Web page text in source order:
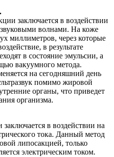
заключается в воздействии
волнами. На коже
миллиметров, через которые
в результате
в состояние эмульсии, а
вакуумного метода.
на сегодняшний день
помимо жировой
органы, что приведет
организма.
в воздействии на
тока. Данный метод
липосакцией, только
электрическим током.